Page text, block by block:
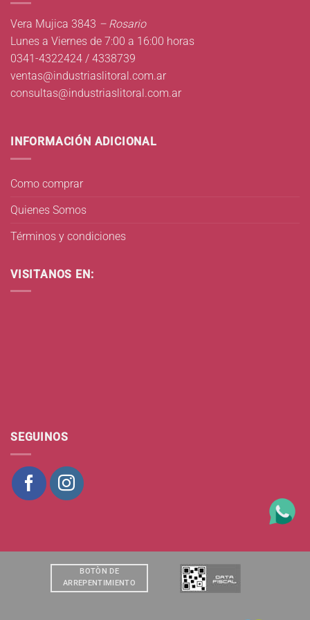
Vera Mujica 3843 – Rosario
Lunes a Viernes de 7:00 a 16:00 horas
0341-4322424 / 4338739
ventas@industriaslitoral.com.ar
consultas@industriaslitoral.com.ar
INFORMACIÓN ADICIONAL
Como comprar
Quienes Somos
Términos y condiciones
VISITANOS EN:
SEGUINOS
BOTÒN DE
ARREPENTIMIENTO